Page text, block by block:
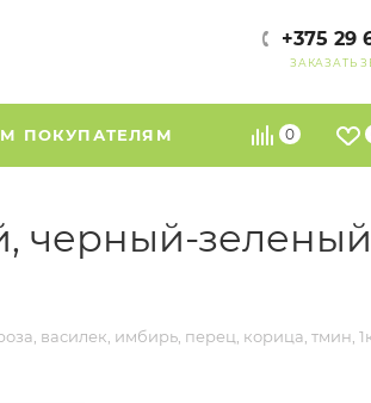
+375 29
ЗАКАЗАТЬ
0
ПОКУПАТЕЛЯМ
черный-
василек, имбирь, перец, корица, тмин,